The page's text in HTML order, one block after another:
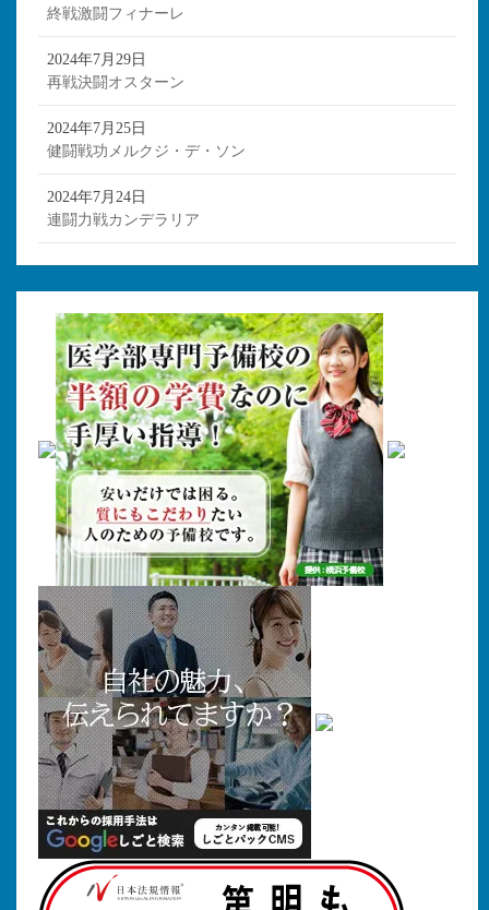
終戦激闘フィナーレ
2024年7月29日
再戦決闘オスターン
2024年7月25日
健闘戦功メルクジ・デ・ソン
2024年7月24日
連闘力戦カンデラリア